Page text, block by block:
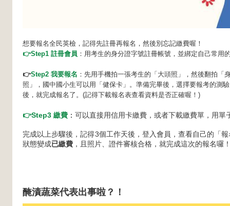
想要報名全民英檢，記得先註冊再報名，然後別忘記繳費喔！
👉Step1 註冊會員 ：用考生的身分證字號註冊帳號，並綁定自己常用
👉Step2 我要報名 ：先用手機拍一張考生的「大頭照」，然後翻拍「
照」，國中國小生可以用「健保卡」。準備完畢後，選擇要報考的測
後，就完成報名了。(記得下載報名表查看資料是否正確喔！)
👉Step3 繳費 ： 可以直接用信用卡繳費，或者下載繳費單，用單
完成以上步驟後，記得3個工作天後，登入會員，查看自己的「
狀態變成已繳費 ，且照片、證件審核合格，就完成這次的報名囉
醃漬蔬菜代表出事啦？！